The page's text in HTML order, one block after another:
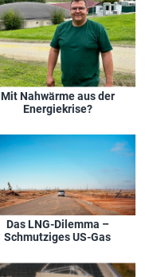
Mit Nahwärme aus der
Energiekrise?
Das LNG-Dilemma –
Schmutziges US-Gas